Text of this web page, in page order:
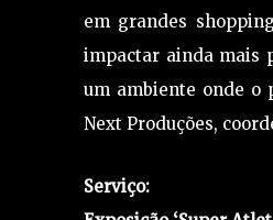
em grandes
impactar ainda mais
um ambiente onde o
Next Produções,
Serviço: